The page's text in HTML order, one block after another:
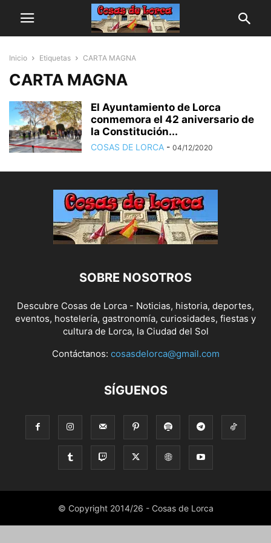
Inicio Etiquetas CARTA MAGNA
CARTA MAGNA
El Ayuntamiento de Lorca
conmemora el 42 aniversario de
la Constitución...
COSAS DE LORCA - 04/12/2020
SOBRE NOSOTROS
Descubre Cosas de Lorca - Noticias, historia, deportes,
eventos, hostelería, gastronomía, curiosidades, fiestas y
cultura de Lorca, la Ciudad del Sol
Contáctanos: cosasdelorca@gmail.com
SÍGUENOS
© Copyright 2014/26 - Cosas de Lorca